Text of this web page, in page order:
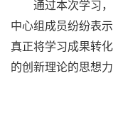
通过本次学习
中心组成员纷纷表
真正将学习成果转
的创新理论的思想